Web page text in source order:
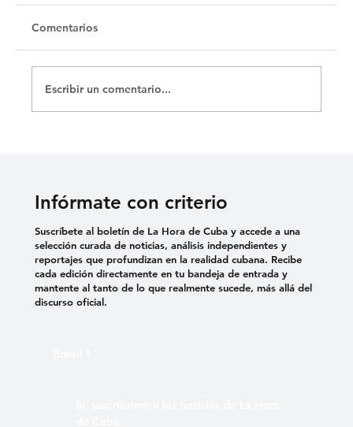
Comentarios
Escribir un comentario...
Infórmate con criterio
Suscríbete al boletín de La Hora de Cuba y accede a una
selección curada de noticias, análisis independientes y
reportajes que profundizan en la realidad cubana. Recibe
cada edición directamente en tu bandeja de entrada y
mantente al tanto de lo que realmente sucede, más allá del
discurso oficial.